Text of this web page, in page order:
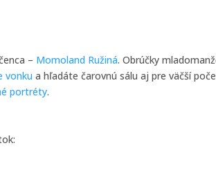
– Momoland Ružiná. Obrúčky
vonku a hľadáte čarovnú sálu aj pre väčší
portréty.